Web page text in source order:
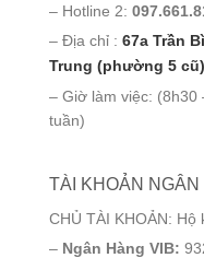
– Hotline 2:
– Địa chỉ : 67a Trần
Trung (phường 5 cũ)
– Giờ làm việc: (8h30
tuần)
TÀI KHOẢN NGÂN
CHỦ TÀI KHOẢN:
– Ngân Hàng VIB: